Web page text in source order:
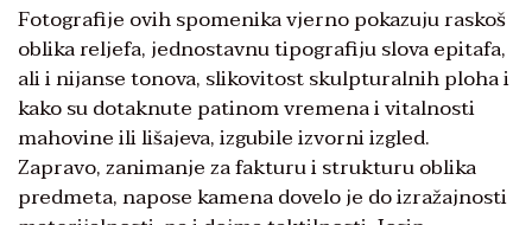
Fotografije ovih spomenika vjerno pokazuju raskoš
oblika rel­jefa, jednostavnu tipografiju slova epitafa,
ali i nijanse tonova, sliko­vitost skulpturalnih ploha i
kako su dotaknute patinom vremena i vitalnosti
mahovine ili lišajeva, izgubile izvorni izgled.
Zapravo, zanimanje za fakturu i strukturu oblika
predmeta, napose kamena dovelo je do izražajnosti